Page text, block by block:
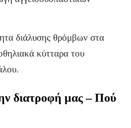
διάλυσης θρόμβων στα
κύτταρα του
διατροφή μας – Πού